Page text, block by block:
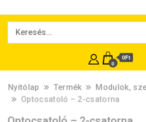
0
0Ft
Nyitólap Termék Modulok,
Optocsatoló – 2-csatorna